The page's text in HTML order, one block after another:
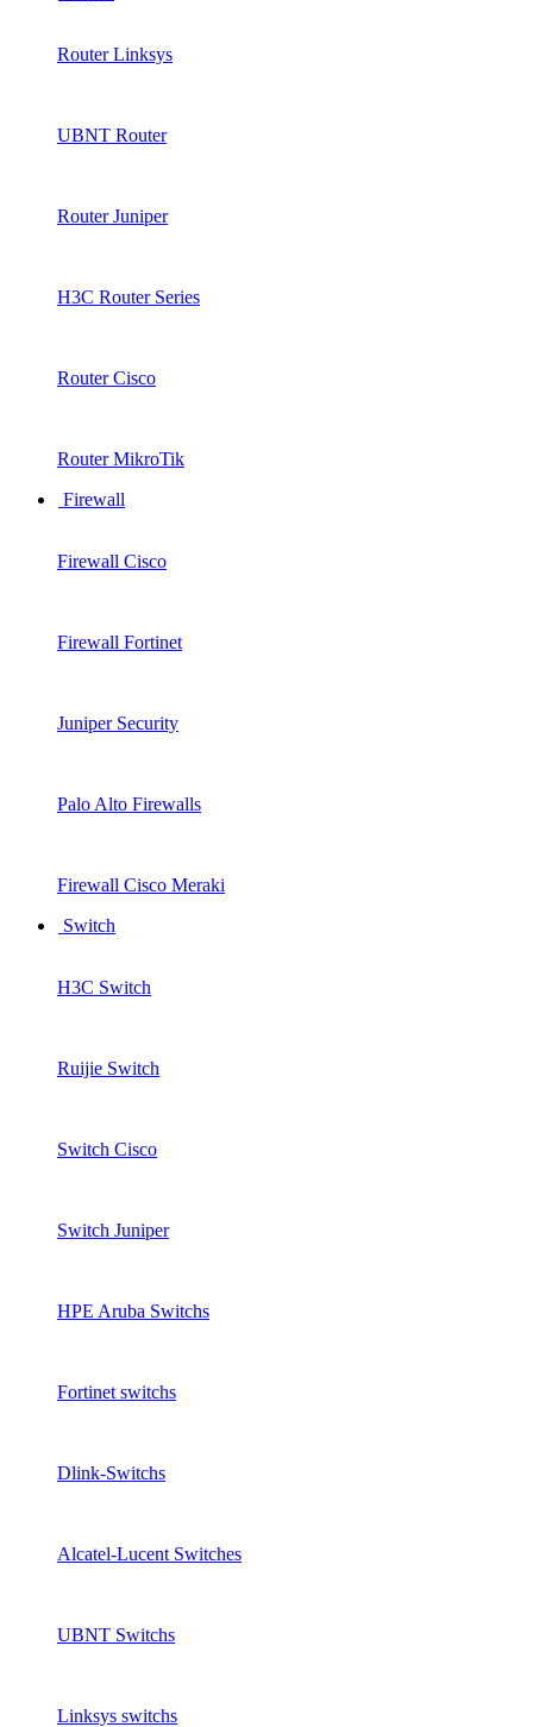
Router Linksys
UBNT Router
Router Juniper
H3C Router Series
Router Cisco
Router MikroTik
Firewall
Firewall Cisco
Firewall Fortinet
Juniper Security
Palo Alto Firewalls
Firewall Cisco Meraki
Switch
H3C Switch
Ruijie Switch
Switch Cisco
Switch Juniper
HPE Aruba Switchs
Fortinet switchs
Dlink-Switchs
Alcatel-Lucent Switches
UBNT Switchs
Linksys switchs